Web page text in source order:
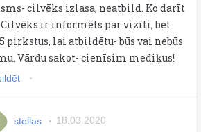
cilvēks izlasa, neatbild. Ko darīt
ir informēts par vizīti, bet
pirkstus, lai atbildētu- būs vai nebūs
Vārdu sakot- cienīsim mediķus!
stellas 18.03.2020